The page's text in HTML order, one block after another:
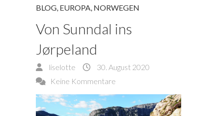
BLOG EUROPA NORWEGEN
Von Sunndal ins
Jørpeland
liselotte
30. August 2020
Keine Kommentare